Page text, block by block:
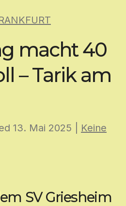
macht 40
– Tarik am
13. Mai 2025
Keine
SV Griesheim